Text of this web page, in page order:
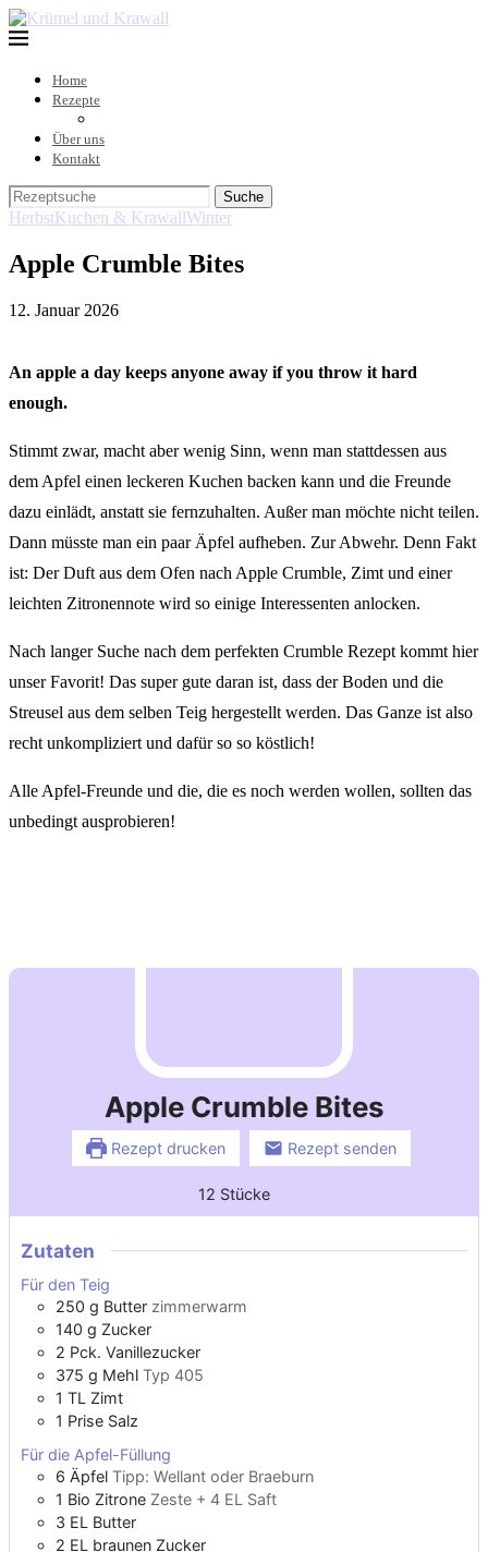
Home
Rezepte
Über uns
Kontakt
Suche
HerbstKuchen & KrawallWinter
Apple Crumble Bites
12. Januar 2026
An apple a day keeps anyone away if you throw it hard
enough.
Stimmt zwar, macht aber wenig Sinn, wenn man stattdessen aus
dem Apfel einen leckeren Kuchen backen kann und die Freunde
dazu einlädt, anstatt sie fernzuhalten. Außer man möchte nicht teilen.
Dann müsste man ein paar Äpfel aufheben. Zur Abwehr. Denn Fakt
ist: Der Duft aus dem Ofen nach Apple Crumble, Zimt und einer
leichten Zitronennote wird so einige Interessenten anlocken.
Nach langer Suche nach dem perfekten Crumble Rezept kommt hier
unser Favorit! Das super gute daran ist, dass der Boden und die
Streusel aus dem selben Teig hergestellt werden. Das Ganze ist also
recht unkompliziert und dafür so so köstlich!
Alle Apfel-Freunde und die, die es noch werden wollen, sollten das
unbedingt ausprobieren!
Apple Crumble Bites
Rezept drucken Rezept senden
12 Stücke
Zutaten
Für den Teig
250 g Butter zimmerwarm
140 g Zucker
2 Pck. Vanillezucker
375 g Mehl Typ 405
1 TL Zimt
1 Prise Salz
Für die Apfel-Füllung
6 Äpfel Tipp: Wellant oder Braeburn
1 Bio Zitrone Zeste + 4 EL Saft
3 EL Butter
2 EL braunen Zucker